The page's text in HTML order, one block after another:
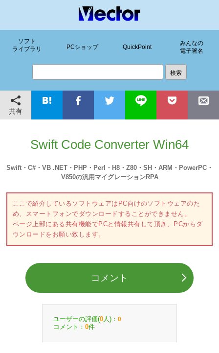
ソフト
ライブラリ
PCショップ QuickPoint
みんなの
電子署名
共有
Swift Code Converter Win64
Swift・C#・VB .NET・PHP・Perl・H8・Z80・SH・ARM・PowerPC・
V850の汎用マイグレーションRPA
ここで紹介しているソフトウェアはPC向けのソフトウェアのた
め、スマートフォンでダウンロードすることができません。
ページ上部にある共有機能でPCと情報共有して頂き、PCからダ
ウンロードをお願い致します。
コメント
ユーザーの評価(0 人)： 0
コメント： 0件